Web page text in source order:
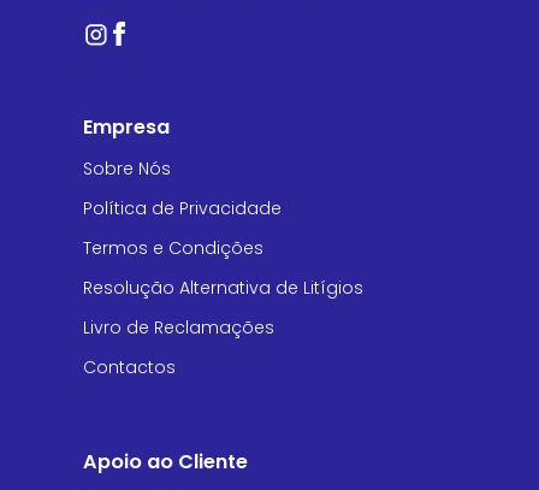
Empresa
Sobre Nós
Política de Privacidade
Termos e Condições
Resolução Alternativa de Litígios
Livro de Reclamações
Contactos
Apoio ao Cliente